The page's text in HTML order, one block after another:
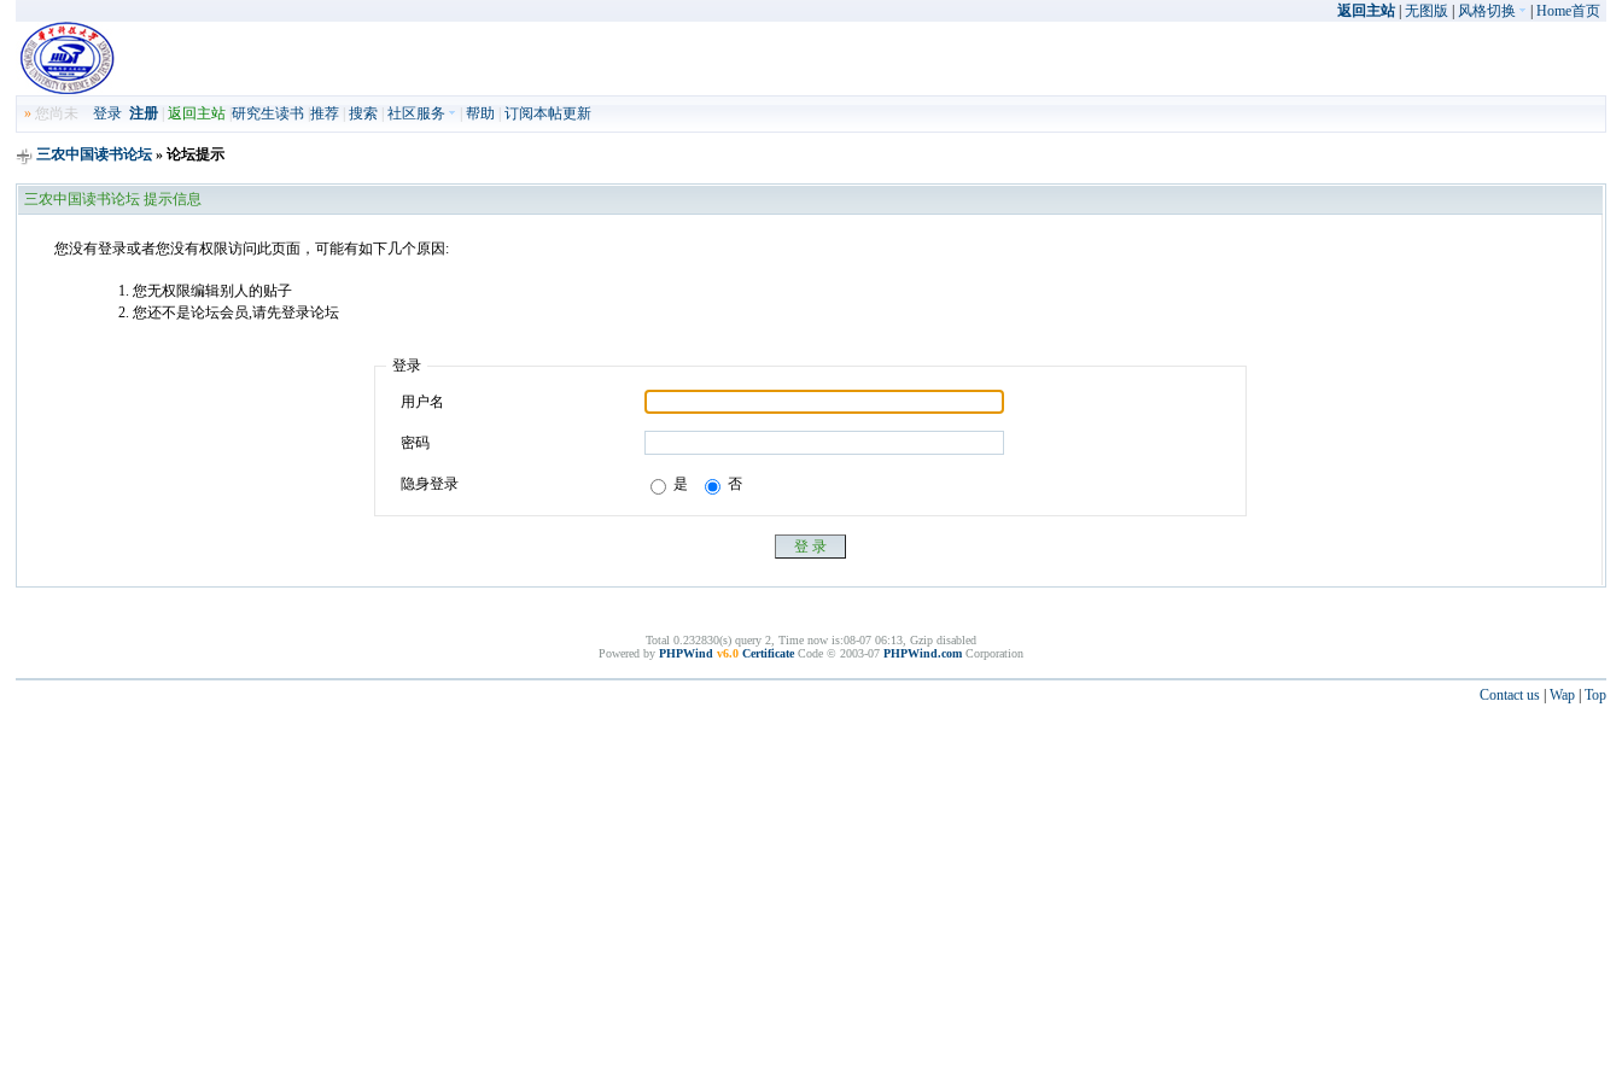
返回主站| 无图版 风格切换 Home首页
» 您尚未登录 注册 |返回主站 |研究生读书 |推荐 |搜索 |社区服务 |帮助 |订阅本帖更新
三农中国读书论坛 » 论坛提示
三农中国读书论坛 提示信息
您没有登录或者您没有权限访问此页面，可能有如下几个原因:
您无权限编辑别人的贴子
您还不是论坛会员,请先登录论坛
登录
用户名
密码
隐身登录 是 否
Total 0.232830(s) query 2, Time now is:08-07 06:13, Gzip disabled
Powered by PHPWind v6.0 CertificateCode © 2003-07 PHPWind.com Corporation
Contact us| Wap| Top